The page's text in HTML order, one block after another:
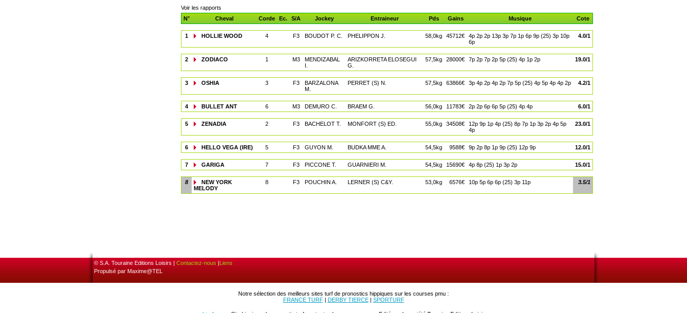
Voir les rapports
N°
Cheval Corde Ec. S/A Jockey Entraineur Pds Gains Musique Cote
1 HOLLIE WOOD 4 F3 BOUDOT P. C. PHELIPPON J. 58,0kg 45712€
4p 2p 2p 13p 3p 7p 1p 6p 9p (25) 3p 10p
6p
4.0/1
2 ZODIACO 1 M3
MENDIZABAL
I.
ARIZKORRETA ELOSEGUI
G.
57,5kg 28000€ 7p 2p 7p 2p 5p (25) 4p 1p 2p 19.0/1
3 OSHIA 3 F3
BARZALONA
M.
PERRET (S) N. 57,5kg 63866€ 3p 4p 2p 4p 2p 7p 5p (25) 4p 5p 4p 4p 2p 4.2/1
4 BULLET ANT 6 M3 DEMURO C. BRAEM G. 56,0kg 11783€ 2p 2p 6p 6p 5p (25) 4p 4p 6.0/1
5 ZENADIA 2 F3 BACHELOT T. MONFORT (S) ED. 55,0kg 34508€
12p 9p 1p 4p (25) 8p 7p 1p 3p 2p 4p 5p
4p
23.0/1
6 HELLO VEGA (IRE) 5 F3 GUYON M. BUDKA MME A. 54,5kg 9588€ 9p 2p 8p 1p 9p (25) 12p 9p 12.0/1
7 GARIGA 7 F3 PICCONE T. GUARNIERI M. 54,5kg 15690€ 4p 8p (25) 1p 3p 2p 15.0/1
8
NEW YORK
MELODY
8 F3 POUCHIN A. LERNER (S) C&Y. 53,0kg 6576€ 10p 5p 6p 6p (25) 3p 11p 3.5/1
© S.A. Touraine Editions Loisirs | Contactez-nous |Liens
Propulsé par Maxime@TEL
Notre sélection des meilleurs sites turf de pronostics hippiques sur les courses pmu :
FRANCE TURF| DERBY TIERCE| SPORTURF